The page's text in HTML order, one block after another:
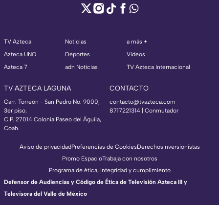
TV Azteca
Azteca UNO
Azteca 7
Noticias
Deportes
adn Noticias
a más +
Videos
TV Azteca Internacional
TV AZTECA LAGUNA
Carr. Torreón - San Pedro No. 9000,
3er piso,
C.P. 27014 Colonia Paseo del Águila,
Coah.
CONTACTO
contacto@tvazteca.com
8717221314 | Conmutador
Aviso de privacidadPreferencias de CookiesDerechosInversionistas
Promo EspacioTrabaja con nosotros
Programa de ética, integridad y cumplimiento
Defensor de Audiencias y Código de Ética de Televisión Azteca III y
Televisora del Valle de México